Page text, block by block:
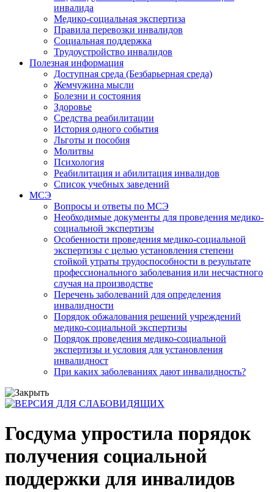
инвалида
Медико-социальная экспертиза
Правила перевозки инвалидов
Социальная поддержка
Трудоустройство инвалидов
Полезная информация
Доступная среда (Безбарьерная среда)
Жемчужина мысли
Болезни и состояния
Здоровье
Средства реабилитации
История одного события
Льготы и пособия
Молитвы
Психология
Реабилитация и абилитация инвалидов
Список учебных заведений
МСЭ
Вопросы и ответы по МСЭ
Необходимые документы для проведения медико-
социальной экспертизы
Особенности проведения медико-социальной
экспертизы с целью установления степени
стойкой утраты трудоспособности в результате
профессионального заболевания или несчастного
случая на производстве
Перечень заболеваний для определения
инвалидности
Порядок обжалования решений учреждений
медико-социальной экспертизы
Порядок проведения медико-социальной
экспертизы и условия для установления
инвалидност
При каких заболеваниях дают инвалидность?
Госдума упростила порядок
получения социальной
поддержки для инвалидов